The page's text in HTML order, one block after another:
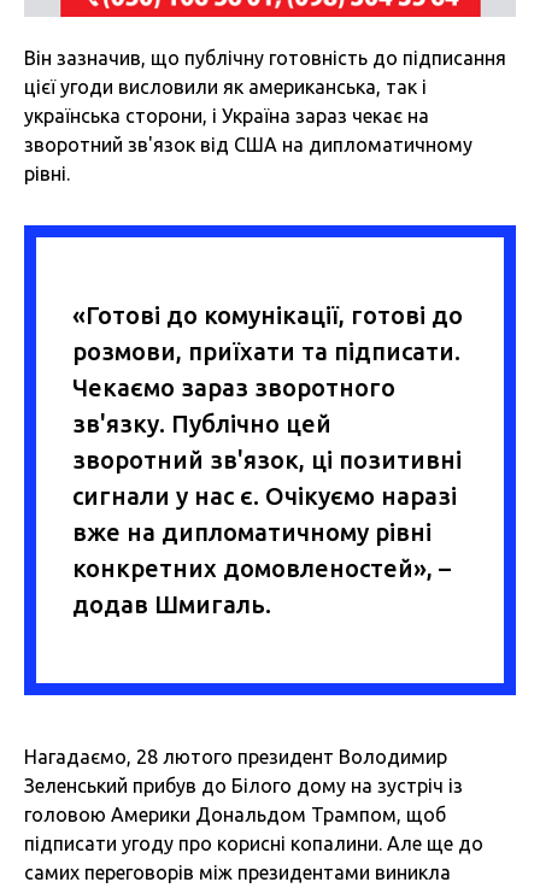
Він зазначив, що публічну готовність до підписання
цієї угоди висловили як американська, так і
українська сторони, і Україна зараз чекає на
зворотний зв'язок від США на дипломатичному
рівні.
«Готові до комунікації, готові до
розмови, приїхати та підписати.
Чекаємо зараз зворотного
зв'язку. Публічно цей
зворотний зв'язок, ці позитивні
сигнали у нас є. Очікуємо наразі
вже на дипломатичному рівні
конкретних домовленостей», –
додав Шмигаль.
Нагадаємо, 28 лютого президент Володимир
Зеленський прибув до Білого дому на зустріч із
головою Америки Дональдом Трампом, щоб
підписати угоду про корисні копалини. Але ще до
самих переговорів між президентами виникла